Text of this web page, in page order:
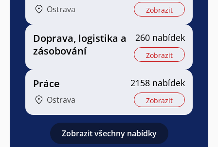
Ostrava Zobrazit
Doprava, logistika a
zásobování
260 nabídek
Zobrazit
Práce
Ostrava
2158 nabídek
Zobrazit
Zobrazit všechny nabídky